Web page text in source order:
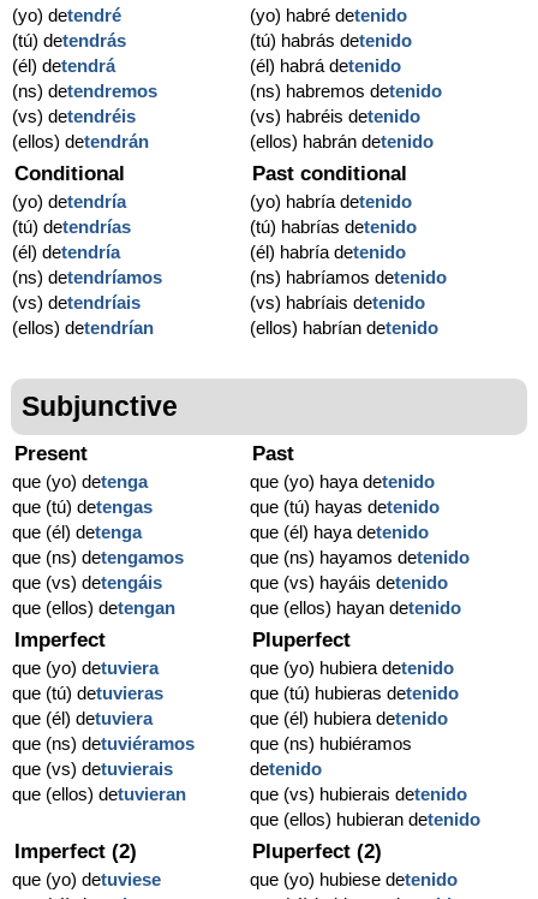
(yo) detendré
(tú) detendrás
(él) detendrá
(ns) detendremos
(vs) detendréis
(ellos) detendrán
(yo) habré detenido
(tú) habrás detenido
(él) habrá detenido
(ns) habremos detenido
(vs) habréis detenido
(ellos) habrán detenido
Conditional
(yo) detendría
(tú) detendrías
(él) detendría
(ns) detendríamos
(vs) detendríais
(ellos) detendrían
Past conditional
(yo) habría detenido
(tú) habrías detenido
(él) habría detenido
(ns) habríamos detenido
(vs) habríais detenido
(ellos) habrían detenido
Subjunctive
Present
que (yo) detenga
que (tú) detengas
que (él) detenga
que (ns) detengamos
que (vs) detengáis
que (ellos) detengan
Past
que (yo) haya detenido
que (tú) hayas detenido
que (él) haya detenido
que (ns) hayamos detenido
que (vs) hayáis detenido
que (ellos) hayan detenido
Imperfect
que (yo) detuviera
que (tú) detuvieras
que (él) detuviera
que (ns) detuviéramos
que (vs) detuvierais
que (ellos) detuvieran
Pluperfect
que (yo) hubiera detenido
que (tú) hubieras detenido
que (él) hubiera detenido
que (ns) hubiéramos
detenido
que (vs) hubierais detenido
que (ellos) hubieran detenido
Imperfect (2)
que (yo) detuviese
Pluperfect (2)
que (yo) hubiese detenido